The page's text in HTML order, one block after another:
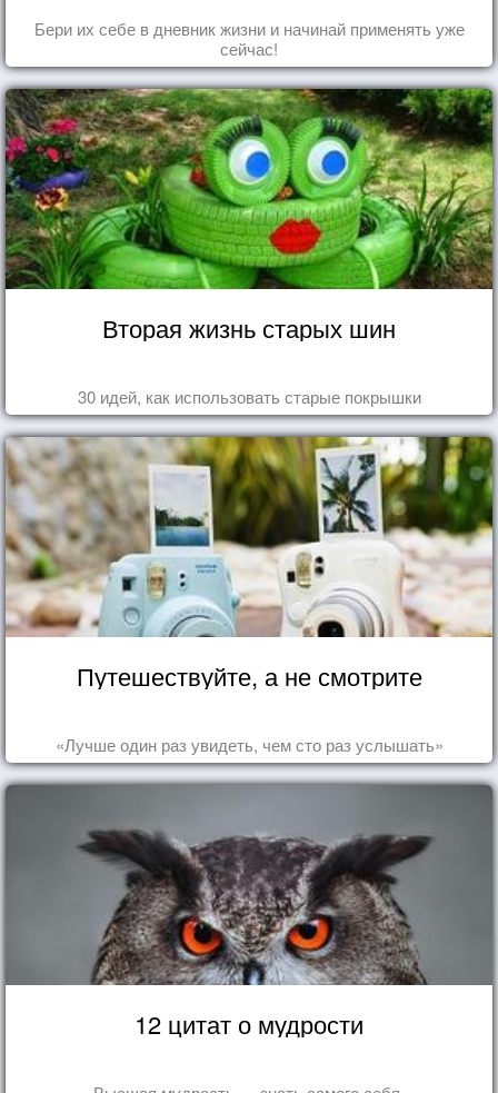
Бери их себе в дневник жизни и начинай применять уже
сейчас!
Вторая жизнь старых шин
30 идей, как использовать старые покрышки
Путешествуйте, а не смотрите
«Лучше один раз увидеть, чем сто раз услышать»
12 цитат о мудрости